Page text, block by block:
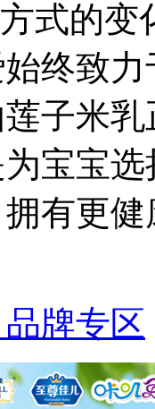
式的
终致
子米
宝宝
有更
品牌专区